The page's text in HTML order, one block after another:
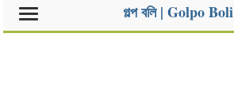
গল্প বলি | Golpo Boli